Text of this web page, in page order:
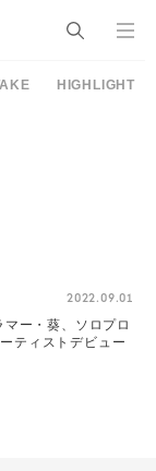
HIGHLIGHT
2022.09.01
ー・葵、ソロプロ
ティストデビュー